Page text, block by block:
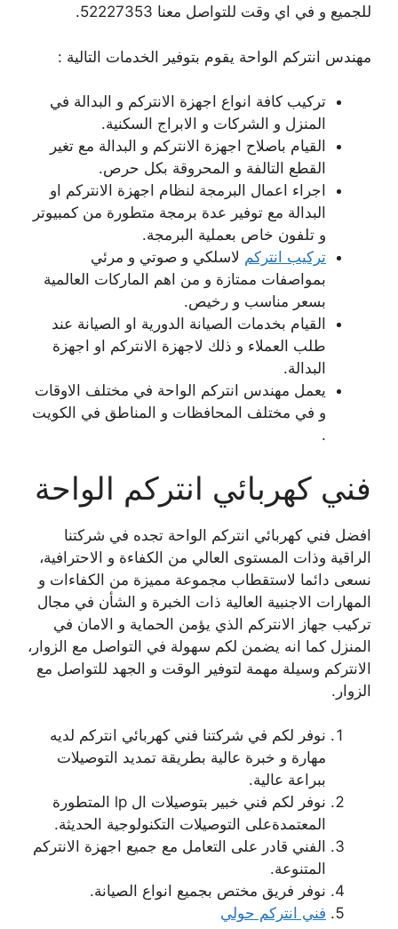
للجميع و في اي وقت للتواصل معنا 52227353.
مهندس انتركم الواحة يقوم بتوفير الخدمات التالية :
تركيب كافة انواع اجهزة الانتركم و البدالة في
المنزل و الشركات و الابراج السكنية.
القيام باصلاح اجهزة الانتركم و البدالة مع تغير
القطع التالفة و المحروقة بكل حرص.
اجراء اعمال البرمجة لنظام اجهزة الانتركم او
البدالة مع توفير عدة برمجة متطورة من كمبيوتر
و تلفون خاص بعملية البرمجة.
تركيب انتركم لاسلكي و صوتي و مرئي
بمواصفات ممتازة و من اهم الماركات العالمية
بسعر مناسب و رخيص.
القيام بخدمات الصيانة الدورية او الصيانة عند
طلب العملاء و ذلك لاجهزة الانتركم او اجهزة
البدالة.
يعمل مهندس انتركم الواحة في مختلف الاوقات
و في مختلف المحافظات و المناطق في الكويت
.
فني كهربائي انتركم الواحة
افضل فني كهربائي انتركم الواحة تجده في شركتنا
الراقية وذات المستوى العالي من الكفاءة و الاحترافية،
نسعى دائما لاستقطاب مجموعة مميزة من الكفاءات و
المهارات الاجنبية العالية ذات الخبرة و الشأن في مجال
تركيب جهاز الانتركم الذي يؤمن الحماية و الامان في
المنزل كما انه يضمن لكم سهولة في التواصل مع الزوار،
الانتركم وسيلة مهمة لتوفير الوقت و الجهد للتواصل مع
الزوار.
نوفر لكم في شركتنا فني كهربائي انتركم لديه
مهارة و خبرة عالية بطريقة تمديد التوصيلات
ببراعة عالية.
نوفر لكم فني خبير بتوصيلات ال lp المتطورة
المعتمدةعلى التوصيلات التكنولوجية الحديثة.
الفني قادر على التعامل مع جميع اجهزة الانتركم
المتنوعة.
نوفر فريق مختص بجميع انواع الصيانة.
فني انتركم حولي